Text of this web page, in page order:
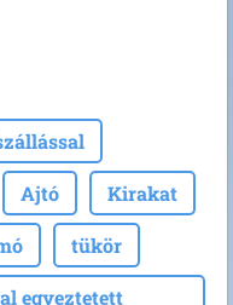
Ajtó Kirakat
tükör
egyeztetett